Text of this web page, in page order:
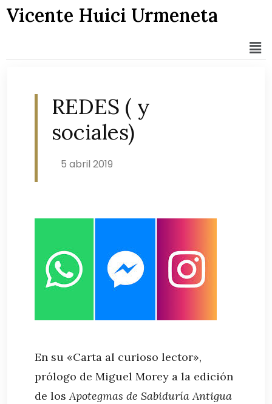
Vicente Huici Urmeneta
REDES ( y
sociales)
5 abril 2019
En su «Carta al curioso lector»,
prólogo de Miguel Morey a la edición
de losApotegmas de Sabiduría Antigua